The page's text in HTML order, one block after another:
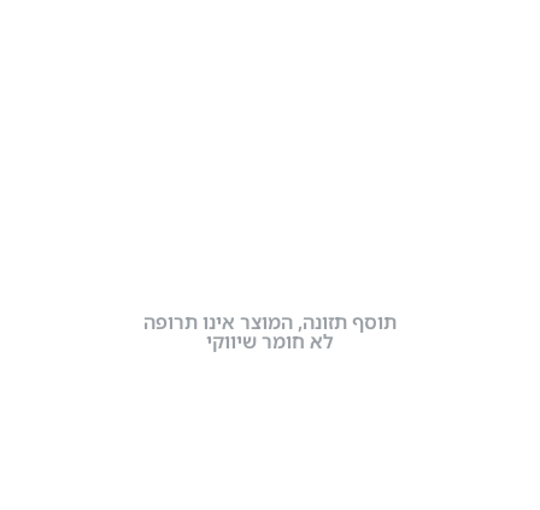
תוסף תזונה, המוצר אינו תרופה
לא חומר שיווקי